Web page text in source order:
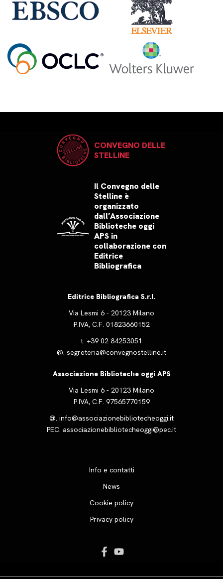
CONVEGNO DELLE
STELLINE
Il Convegno delle
Stelline è
organizzato
dall’Associazione
Biblioteche oggi
APS in
collaborazione con
Editrice
Bibliografica
Editrice Bibliografica S.r.l.
Via Lesmi 6 - 20123 Milano
P.IVA, C.F. 01823660152
t. +39 02 84253051
@. segreteria@convegnostelline.it
Associazione Biblioteche oggi APS
Via Lesmi 6 - 20123 Milano
P.IVA, C.F. 97565770159
@. info@associazionebibliotecheoggi.it
PEC. associazionebibliotecheoggi@pec.it
Info e contatti
News
Cookie policy
Privacy policy